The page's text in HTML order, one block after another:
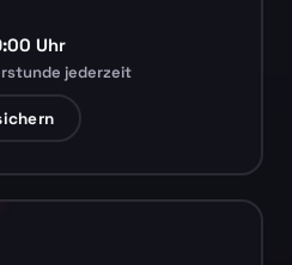
Uhr
jederzeit